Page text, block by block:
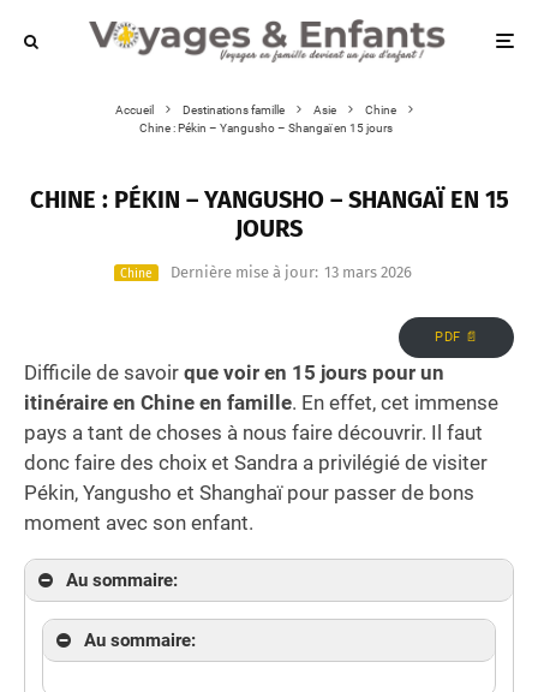
Accueil Destinations famille Asie
Chine
Chine : Pékin – Yangusho – Shangaï en 15 jours
CHINE : PÉKIN – YANGUSHO – SHANGAÏ EN 15
JOURS
Chine Dernière mise à jour: 13 mars 2026
PDF 📄
Difficile de savoir que voir en 15 jours pour un
itinéraire en Chine en famille. En effet, cet immense
pays a tant de choses à nous faire découvrir. Il faut
donc faire des choix et Sandra a privilégié de visiter
Pékin, Yangusho et Shanghaï pour passer de bons
moment avec son enfant.
Au sommaire:
Au sommaire: